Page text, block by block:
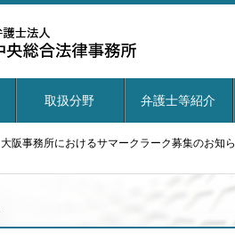
取扱分野 弁護士等紹介
大阪事務所におけるサマークラーク募集のお知